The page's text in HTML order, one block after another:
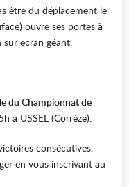
être du déplacement le
ouvre ses portes à
ecran géant.
du Championnat de
à USSEL (Corrèze).
consécutives,
en vous inscrivant au